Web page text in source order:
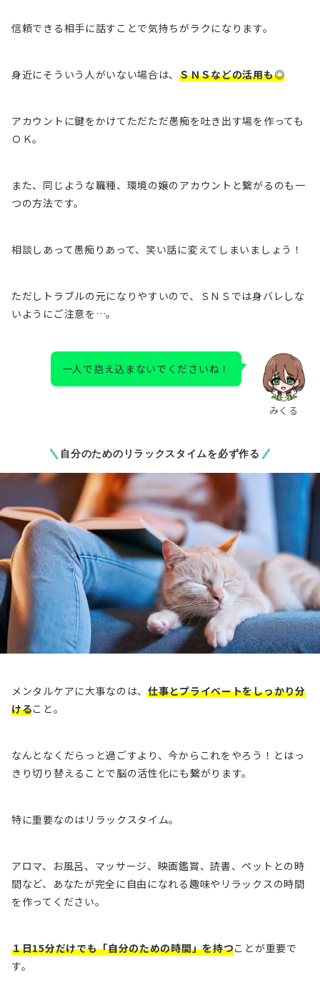
信頼できる相手に話すことで気持ちがラクになります。
身近にそういう人がいない場合は、ＳＮＳなどの活用も◎
アカウントに鍵をかけてただただ愚痴を吐き出す場を作っても
ＯＫ。
また、同じような職種、環境の嬢のアカウントと繋がるのも一
つの方法です。
相談しあって愚痴りあって、笑い話に変えてしまいましょう！
ただしトラブルの元になりやすいので、ＳＮＳでは身バレしな
いようにご注意を…。
みくる
一人で抱え込まないでくださいね！
自分のためのリラックスタイムを必ず作る
メンタルケアに大事なのは、仕事とプライベートをしっかり分
けること。
なんとなくだらっと過ごすより、今からこれをやろう！とはっ
きり切り替えることで脳の活性化にも繋がります。
特に重要なのはリラックスタイム。
アロマ、お風呂、マッサージ、映画鑑賞、読書、ペットとの時
間など、あなたが完全に自由になれる趣味やリラックスの時間
を作ってください。
１日15分だけでも「自分のための時間」を持つことが重要で
す。